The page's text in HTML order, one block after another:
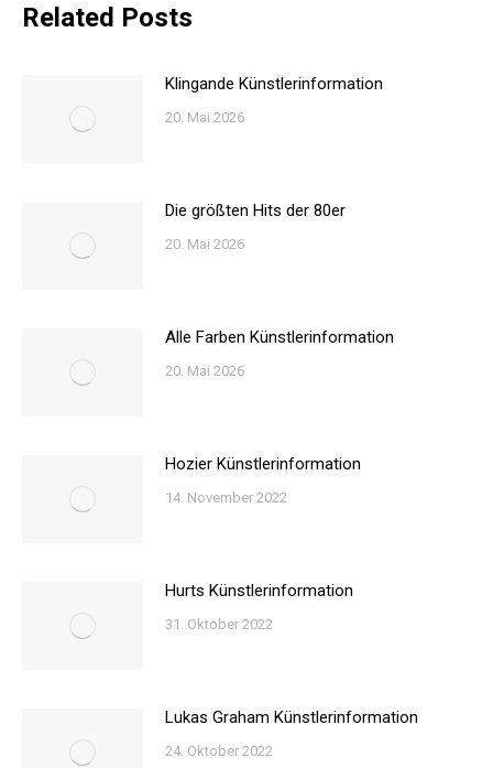
Related Posts
Klingande Künstlerinformation
20. Mai 2026
Die größten Hits der 80er
20. Mai 2026
Alle Farben Künstlerinformation
20. Mai 2026
Hozier Künstlerinformation
14. November 2022
Hurts Künstlerinformation
31. Oktober 2022
Lukas Graham Künstlerinformation
24. Oktober 2022